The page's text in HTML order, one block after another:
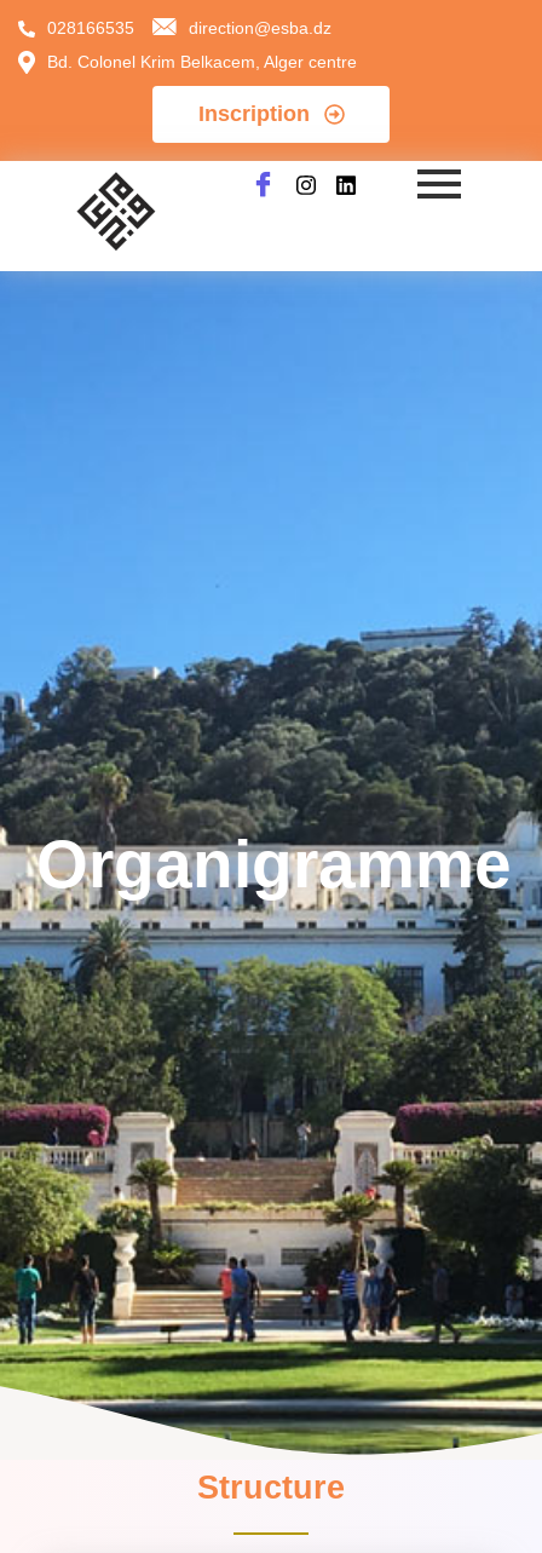
028166535
direction@esba.dz
Bd. Colonel Krim Belkacem, Alger centre
Inscription
Organigramme
Structure